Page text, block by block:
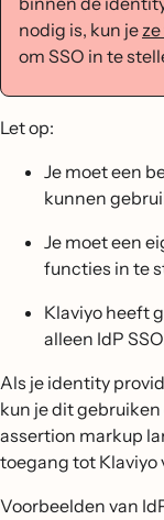
nodig is, kun je
om SSO in te
Let op:
Je moet een
kunnen
Je moet een
functies in te
Klaviyo heeft
alleen IdP
Als je identity
kun je dit
assertion markup
toegang tot Klaviyo
Voorbeelden van